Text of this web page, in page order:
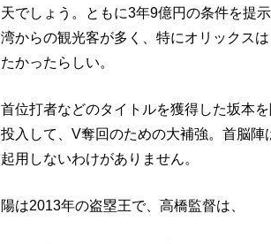
天でしょう。ともに3年9億円の条件を提
湾からの観光客が多く、特にオリックス
たかったらしい。
首位打者などのタイトルを獲得した坂本
投入して、V奪回のための大補強。首脳
起用しないわけがありません。
陽は2013年の盗塁王で、高橋監督は、